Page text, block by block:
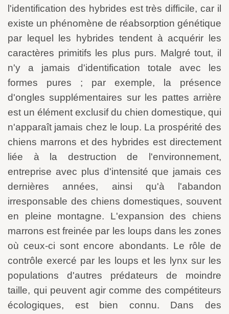
l'identification des hybrides est très difficile, car il
existe un phénomène de réabsorption génétique
par lequel les hybrides tendent à acquérir les
caractères primitifs les plus purs. Malgré tout, il
n'y a jamais d'identification totale avec les
formes pures ; par exemple, la présence
d'ongles supplémentaires sur les pattes arrière
est un élément exclusif du chien domestique, qui
n'apparaît jamais chez le loup. La prospérité des
chiens marrons et des hybrides est directement
liée à la destruction de l'environnement,
entreprise avec plus d'intensité que jamais ces
dernières années, ainsi qu'à l'abandon
irresponsable des chiens domestiques, souvent
en pleine montagne. L'expansion des chiens
marrons est freinée par les loups dans les zones
où ceux-ci sont encore abondants. Le rôle de
contrôle exercé par les loups et les lynx sur les
populations d'autres prédateurs de moindre
taille, qui peuvent agir comme des compétiteurs
écologiques, est bien connu. Dans des